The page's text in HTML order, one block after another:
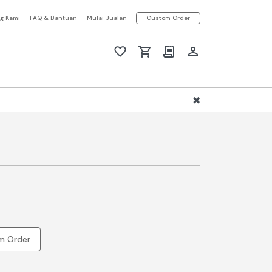
Kami FAQ & Bantuan Mulai Jualan Custom Order
Order